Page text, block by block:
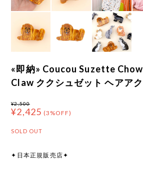
«即納» Coucou Suzette
Claw ククシュゼット ヘアア
¥2,500
¥2,425 (3%OFF)
SOLD OUT
✦日本正規販売店✦